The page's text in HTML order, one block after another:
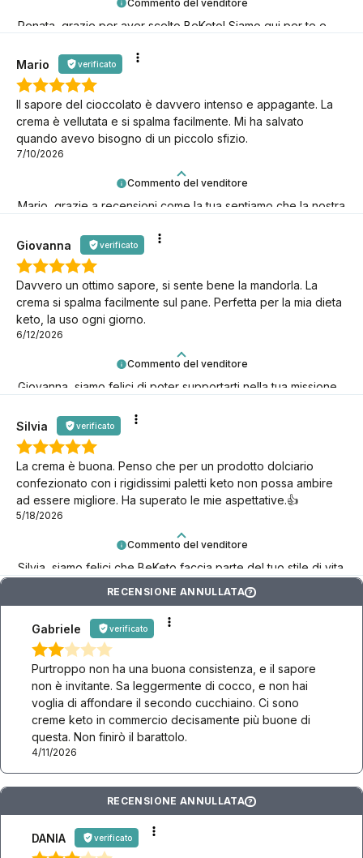
Renata, grazie per aver scelto BeKeto! Siamo qui per te e
Commento del venditore
Mario, grazie a recensioni come la tua sentiamo che la nostra
Mario verificato
Il sapore del cioccolato è davvero intenso e appagante. La
crema è vellutata e si spalma facilmente. Mi ha salvato
quando avevo bisogno di un piccolo sfizio.
7/10/2026
Commento del venditore
Giovanna, siamo felici di poter supportarti nella tua missione
Giovanna verificato
Davvero un ottimo sapore, si sente bene la mandorla. La
crema si spalma facilmente sul pane. Perfetta per la mia dieta
keto, la uso ogni giorno.
6/12/2026
Commento del venditore
Silvia, siamo felici che BeKeto faccia parte del tuo stile di vita
Silvia verificato
La crema è buona. Penso che per un prodotto dolciario
confezionato con i rigidissimi paletti keto non possa ambire
ad essere migliore. Ha superato le mie aspettative.👍️
5/18/2026
RECENSIONE ANNULLATA ?
Gabriele verificato
Purtroppo non ha una buona consistenza, e il sapore
non è invitante. Sa leggermente di cocco, e non hai
voglia di affondare il secondo cucchiaino. Ci sono
creme keto in commercio decisamente più buone di
questa. Non finirò il barattolo.
4/11/2026
RECENSIONE ANNULLATA ?
DANIA verificato